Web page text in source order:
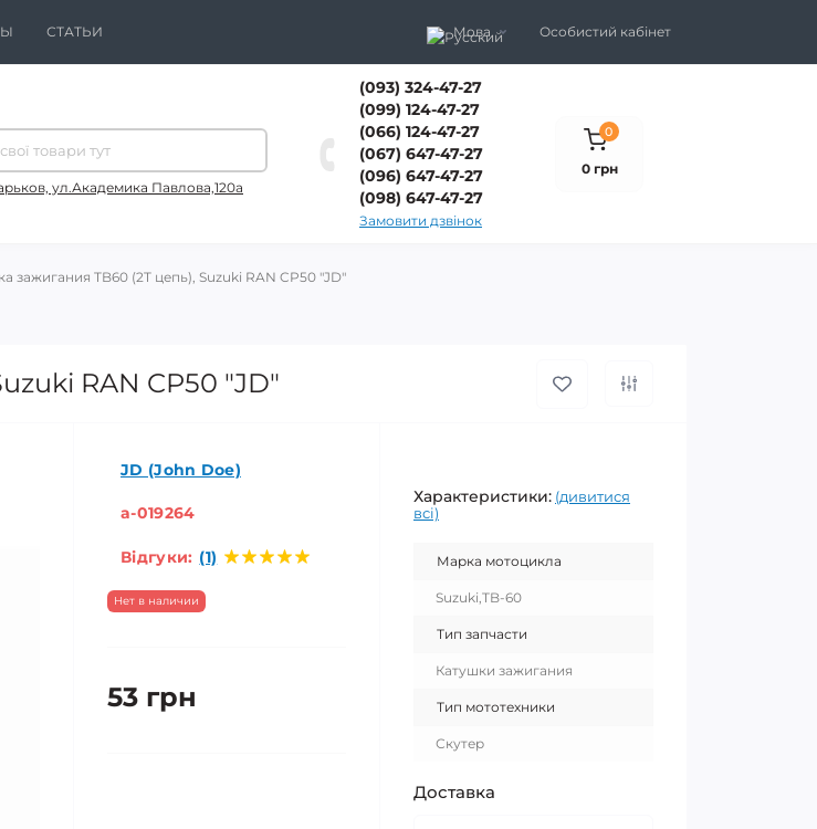
СТАТЬИ Мова Особистий кабінет
ул.Академика Павлова,120а
(093) 324-47-27
(099) 124-47-27
(066) 124-47-27
(067) 647-47-27
(096) 647-47-27
(098) 647-47-27
Замовити дзвінок
0
0 грн
зажигания TB60 (2T цепь), Suzuki RAN CP50 "JD"
RAN CP50 "JD"
JD (John Doe)
a-019264
Відгуки: (1)
Нет в наличии
53 грн
Характеристики: (дивитися
всі)
Марка мотоцикла
Suzuki,TB-60
Тип запчасти
Катушки зажигания
Тип мототехники
Скутер
Доставка